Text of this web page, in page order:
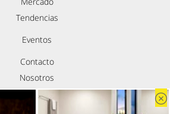
Tendencias
Eventos
Contacto
Nosotros
de privacidad
Aviso legal